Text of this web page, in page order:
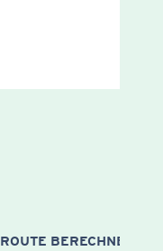
ROUTE BERECHNEN